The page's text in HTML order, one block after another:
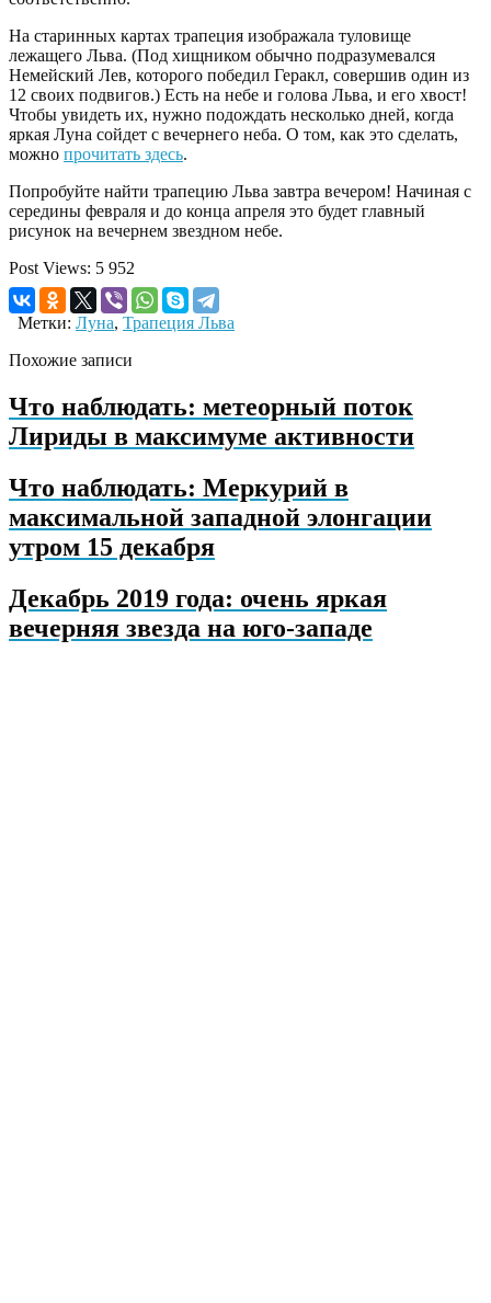
На старинных картах трапеция изображала туловище
лежащего Льва. (Под хищником обычно подразумевался
Немейский Лев, которого победил Геракл, совершив один из
12 своих подвигов.) Есть на небе и голова Льва, и его хвост!
Чтобы увидеть их, нужно подождать несколько дней, когда
яркая Луна сойдет с вечернего неба. О том, как это сделать,
можно прочитать здесь.
Попробуйте найти трапецию Льва завтра вечером! Начиная с
середины февраля и до конца апреля это будет главный
рисунок на вечернем звездном небе.
Post Views: 5 952
Метки: Луна, Трапеция Льва
Похожие записи
Что наблюдать: метеорный поток
Лириды в максимуме активности
Что наблюдать: Меркурий в
максимальной западной элонгации
утром 15 декабря
Декабрь 2019 года: очень яркая
вечерняя звезда на юго-западе